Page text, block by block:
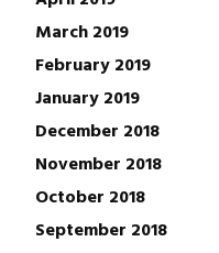
March 2019
February 2019
January 2019
December 2018
November 2018
October 2018
September 2018